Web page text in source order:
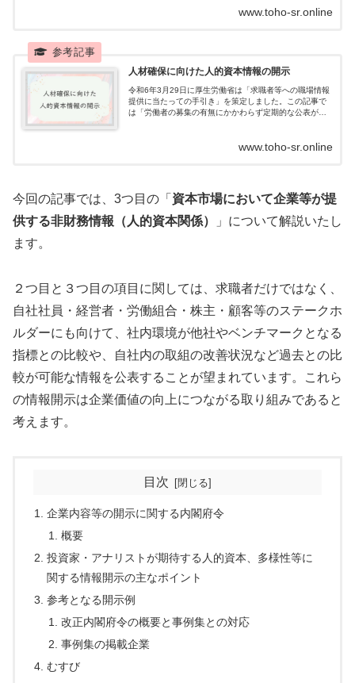
www.toho-sr.online
人材確保に向けた人的資本情報の開示
令和6年3月29日に厚生労働省は「求職者等への職場情報
提供に当たっての手引き」を策定しました。この記事で
は「労働者の募集の有無にかかわらず定期的な公表が求
www.toho-sr.online
今回の記事では、3つ目の「 資本市場において企業等が提
供する非財務情報（人的資本関係）
」について解説いたし
ます。
２つ目と３つ目の項目に関しては、求職者だけではなく、
自社社員・経営者・労働組合・株主・顧客等のステークホ
ルダーにも向けて、社内環境が他社やベンチマークとなる
指標との比較や、自社内の取組の改善状況など過去との比
較が可能な情報を公表することが望まれています。これら
の情報開示は企業価値の向上につながる取り組みであると
考えます。
目次
企業内容等の開示に関する内閣府令
概要
投資家・アナリストが期待する人的資本、多様性等に
関する情報開示の主なポイント
参考となる開示例
改正内閣府令の概要と事例集との対応
事例集の掲載企業
むすび